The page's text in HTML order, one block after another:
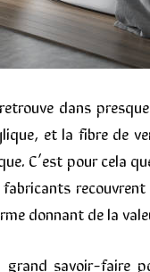
dans
et la fibre de
C’est pour cela
donnant de la
savoir-faire